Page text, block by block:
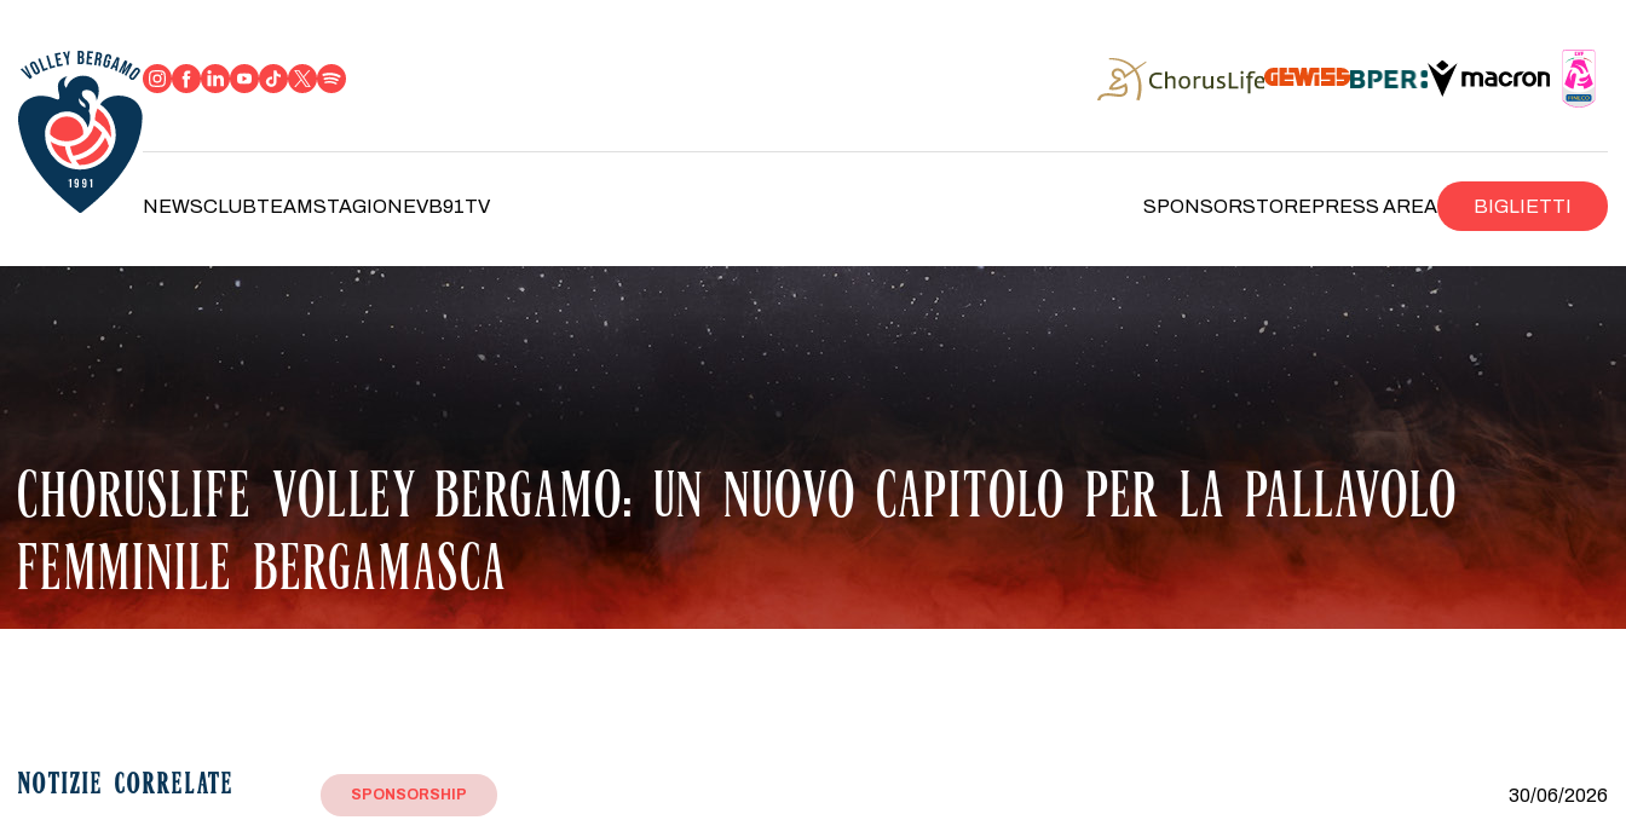
NEWSCLUBTEAMSTAGIONEVB91TV SPONSORSTOREPRESS AREA BIGLIETTI
CHORUSLIFE VOLLEY BERGAMO: UN NUOVO CAPITOLO PER LA PALLAVOLO
FEMMINILE BERGAMASCA
NOTIZIE CORRELATE SPONSORSHIP 30/06/2026